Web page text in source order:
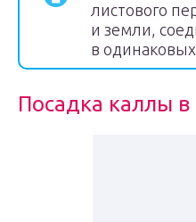
листового
и земли,
в
Посадка каллы